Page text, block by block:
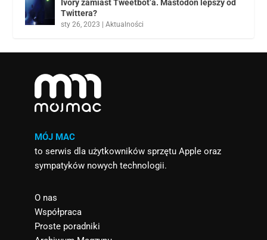
Ivory zamiast Tweetbot’a. Mastodon lepszy od
Twittera?
sty 26, 2023 |Aktualności
MÓJ MAC
to serwis dla użytkowników sprzętu Apple oraz
sympatyków nowych technologii.
O nas
Współpraca
Proste poradniki